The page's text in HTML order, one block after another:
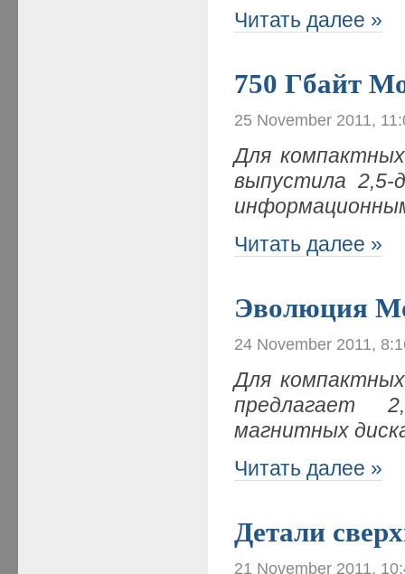
Читать далее »
750 Гбайт
25 November 2011,
Для
выпустила 2,5-
Читать далее »
Эволюция
24 November 2011,
Для
предлагает
магнитных
Читать далее »
Детали
21 November 2011,